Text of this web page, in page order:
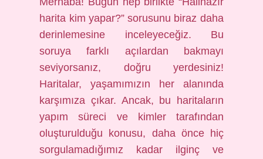
harita kim yapar?” sorusunu biraz daha
derinlemesine inceleyeceğiz. Bu
soruya farklı açılardan bakmayı
seviyorsanız, doğru yerdesiniz!
Haritalar, yaşamımızın her alanında
karşımıza çıkar. Ancak, bu haritaların
yapım süreci ve kimler tarafından
oluşturulduğu konusu, daha önce hiç
sorgulamadığımız kadar ilginç ve